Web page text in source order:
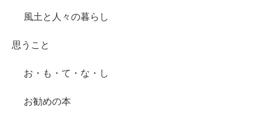
風土と人々の暮らし
思うこと
お・も・て・な・し
お勧めの本